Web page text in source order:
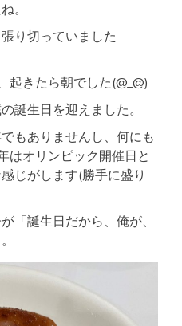
。
り切っていました
きたら朝でした(@_@)
誕生日を迎えました。
もありませんし、何にも
はオリンピック開催日と
じがします(勝手に盛り
「誕生日だから、俺が、